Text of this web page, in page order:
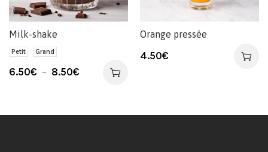
Milk-shake
Petit Grand
6.50€ – 8.50€
Orange pressée
4.50€